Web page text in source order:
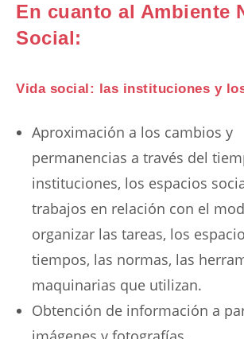
En cuanto al Ambiente
Social:
Vida social: las instituciones y
Aproximación a los cambios y
permanencias a través del
instituciones, los espacios
trabajos en relación con el
organizar las tareas, los
tiempos, las normas, las
maquinarias que utilizan.
Obtención de información a